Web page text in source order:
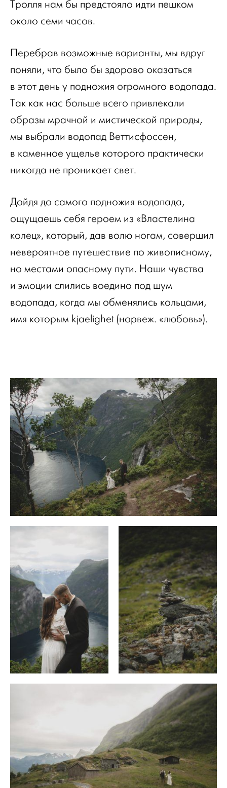
Тролля нам бы предстояло идти пешком
около семи часов.
Перебрав возможные варианты, мы вдруг
поняли, что было бы здорово оказаться
в этот день у подножия огромного водопада.
Так как нас больше всего привлекали
образы мрачной и мистической природы,
мы выбрали водопад Веттисфоссен,
в каменное ущелье которого практически
никогда не проникает свет.
Дойдя до самого подножия водопада,
ощущаешь себя героем из «Властелина
колец», который, дав волю ногам, совершил
невероятное путешествие по живописному,
но местами опасному пути. Наши чувства
и эмоции слились воедино под шум
водопада, когда мы обменялись кольцами,
имя которым kjaelighet (норвеж. «любовь»).